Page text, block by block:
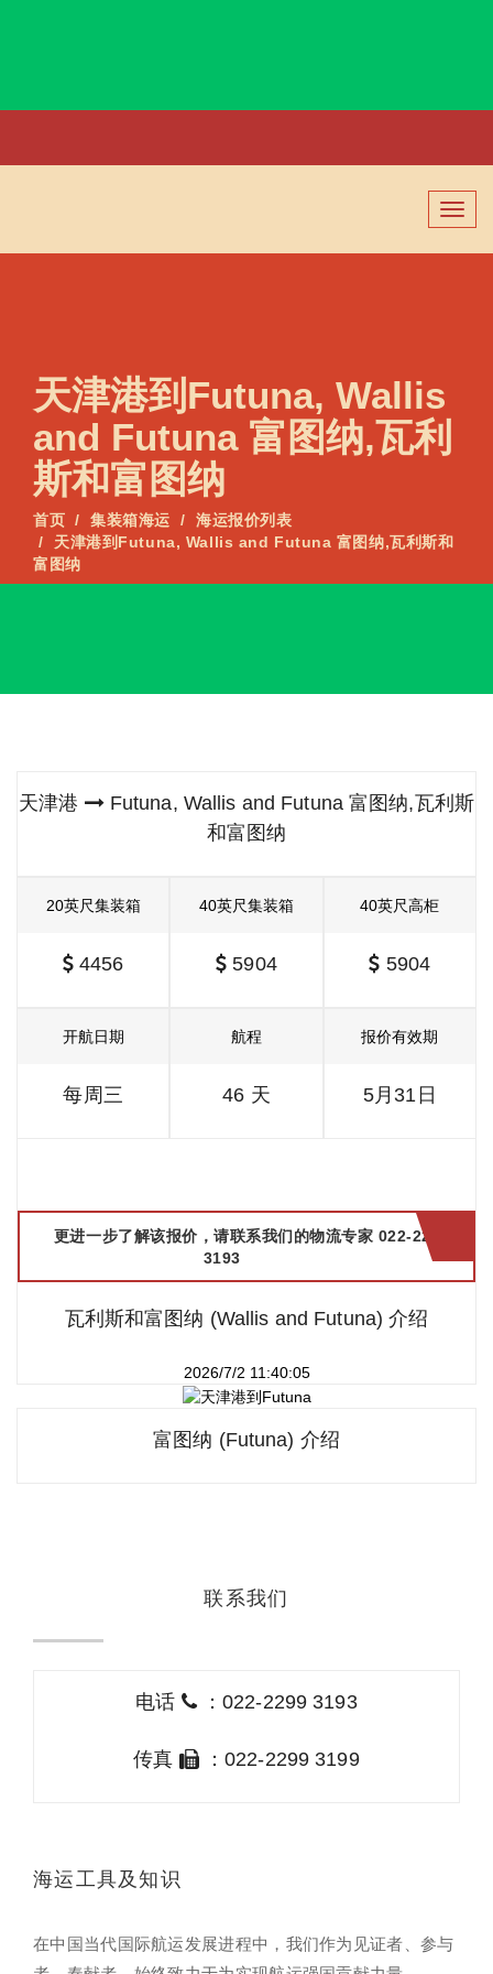
切
换
导
天津港到Futuna, Wallis
and Futuna 富图纳,瓦利
斯和富图纳
首页 集装箱海运
海运报价列表
天津港到Futuna, Wallis and Futuna 富图纳,瓦利斯和
富图纳
天津港
Futuna, Wallis and Futuna 富图纳,瓦利斯
和富图纳
20英尺集装箱
4456
40英尺集装箱
5904
40英尺高柜
5904
开航日期
每周三
航程
46 天
报价有效期
5月31日
更进一步了解该报价，请联系我们的物流专家 022-2299
3193
瓦利斯和富图纳 (Wallis and Futuna) 介绍
2026/7/2 11:40:05
富图纳 (Futuna) 介绍
联系我们
电话 ：022-2299 3193
传真 ：022-2299 3199
海运工具及知识
在中国当代国际航运发展进程中，我们作为见证者、参与